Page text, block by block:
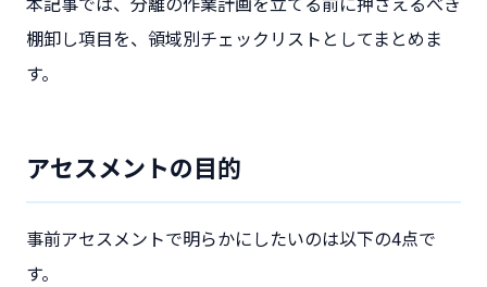
棚卸し項目を、領域別チェックリストとしてまとめま
す。
アセスメントの目的
事前アセスメントで明らかにしたいのは以下の4点で
す。